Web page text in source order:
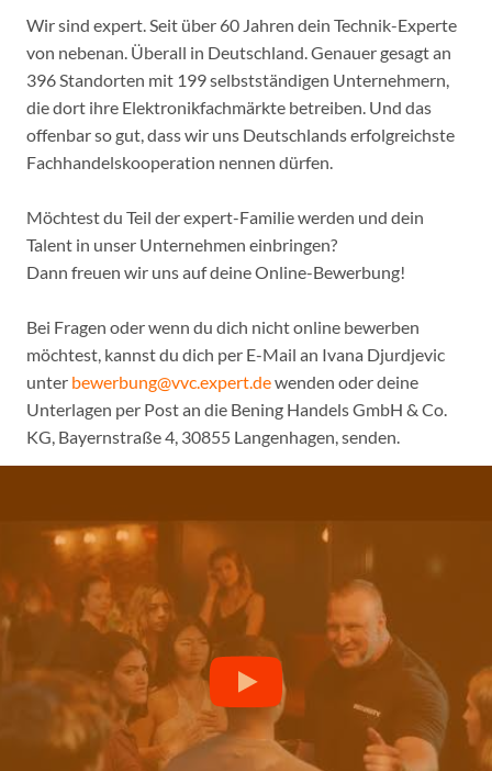
Wir sind expert. Seit über 60 Jahren dein Technik-Experte
von nebenan. Überall in Deutschland. Genauer gesagt an
396 Standorten mit 199 selbstständigen Unternehmern,
die dort ihre Elektronikfachmärkte betreiben. Und das
offenbar so gut, dass wir uns Deutschlands erfolgreichste
Fachhandelskooperation nennen dürfen.
Möchtest du Teil der expert-Familie werden und dein
Talent in unser Unternehmen einbringen?
Dann freuen wir uns auf deine Online-Bewerbung!
Bei Fragen oder wenn du dich nicht online bewerben
möchtest, kannst du dich per E-Mail an Ivana Djurdjevic
unter bewerbung@vvc.expert.dewenden oder deine
Unterlagen per Post an die Bening Handels GmbH & Co.
KG, Bayernstraße 4, 30855 Langenhagen, senden.